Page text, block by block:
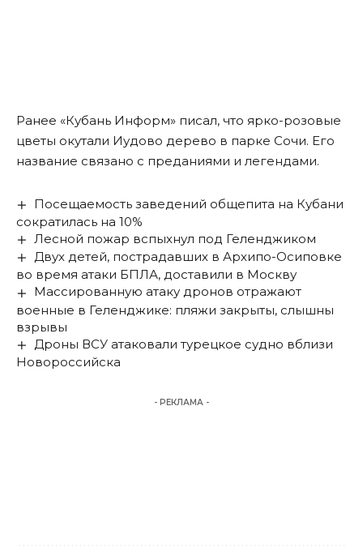
Ранее «Кубань Информ» писал, что ярко-розовые
цветы окутали Иудово дерево в парке Сочи. Его
название связано с преданиями и легендами.
Посещаемость заведений общепита на Кубани
сократилась на 10%
Лесной пожар вспыхнул под Геленджиком
Двух детей, пострадавших в Архипо-Осиповке
во время атаки БПЛА, доставили в Москву
Массированную атаку дронов отражают
военные в Геленджике: пляжи закрыты, слышны
взрывы
Дроны ВСУ атаковали турецкое судно вблизи
Новороссийска
- РЕКЛАМА -